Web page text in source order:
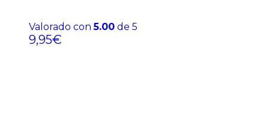
Valorado con5.00 de 5
9,95€